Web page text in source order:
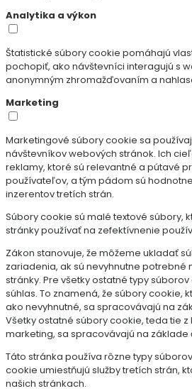
Analytika a výkon
Štatistické súbory cookie pomáhajú
pochopiť, ako návštevníci interagujú s
anonymným zhromažďovaním a
Marketing
Marketingové súbory cookie sa
návštevníkov webových stránok. Ich
reklamy, ktoré sú relevantné a pútavé
používateľov, a tým pádom sú
inzerentov tretích strán.
Súbory cookie sú malé textové súbory,
stránky používať na zefektívnenie
Zákon stanovuje, že môžeme ukladať
zariadenia, ak sú nevyhnutne potrebné
stránky. Pre všetky ostatné typy
súhlas. To znamená, že súbory cookie,
ako nevyhnutné, sa spracovávajú na
Všetky ostatné súbory cookie, teda tie
marketing, sa spracovávajú na základe
Táto stránka používa rôzne typy
cookie umiestňujú služby tretích strán,
našich stránkach.